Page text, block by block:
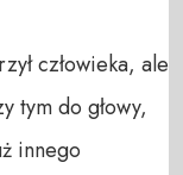
człowieka, ale
tym do głowy,
innego